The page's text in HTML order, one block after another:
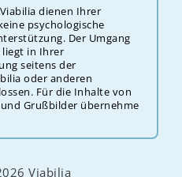
dienen Ihrer
psychologische
Der ‎‎‎‎Umgang
liegt in Ihrer
seitens der
oder anderen
Für die Inhalte von
Grußbilder übernehme
Viabilia